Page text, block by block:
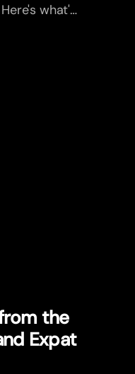
what's
to do.
the
Expat